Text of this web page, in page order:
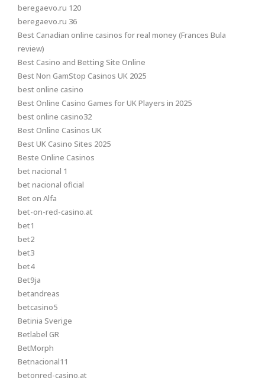
beregaevo.ru 120
beregaevo.ru 36
Best Canadian online casinos for real money (Frances Bula
review)
Best Casino and Betting Site Online
Best Non GamStop Casinos UK 2025
best online casino
Best Online Casino Games for UK Players in 2025
best online casino32
Best Online Casinos UK
Best UK Casino Sites 2025
Beste Online Casinos
bet nacional 1
bet nacional oficial
Bet on Alfa
bet-on-red-casino.at
bet1
bet2
bet3
bet4
Bet9ja
betandreas
betcasino5
Betinia Sverige
Betlabel GR
BetMorph
Betnacional11
betonred-casino.at